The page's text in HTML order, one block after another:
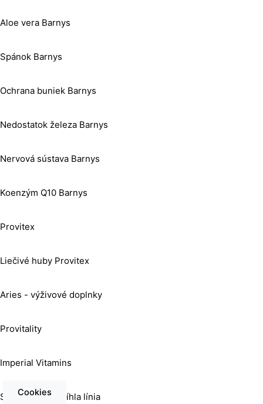
Aloe vera Barnys
Spánok Barnys
Ochrana buniek Barnys
Nedostatok železa Barnys
Nervová sústava Barnys
Koenzým Q10 Barnys
Provitex
Liečivé huby Provitex
Aries - výživové doplnky
Provitality
Imperial Vitamins
Super prsia + štíhla línia
Cookies